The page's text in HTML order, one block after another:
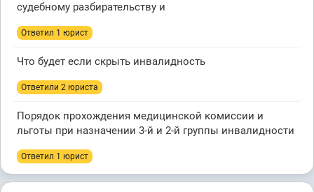
судебному разбирательству и
Ответил 1 юрист
Что будет если скрыть инвалидность
Ответили 2 юристa
Порядок прохождения медицинской комиссии и
льготы при назначении 3-й и 2-й группы инвалидности
Ответил 1 юрист